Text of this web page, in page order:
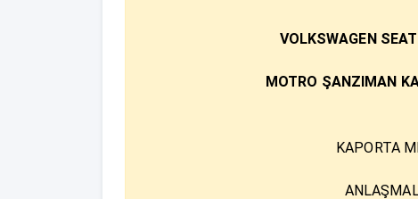
VOLKSWAGEN
MOTRO ŞANZIMAN
KAPORTA